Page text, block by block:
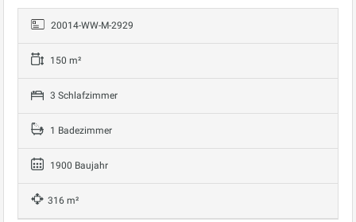
20014-WW-M-2929
150 m²
3 Schlafzimmer
1 Badezimmer
1900 Baujahr
316 m²